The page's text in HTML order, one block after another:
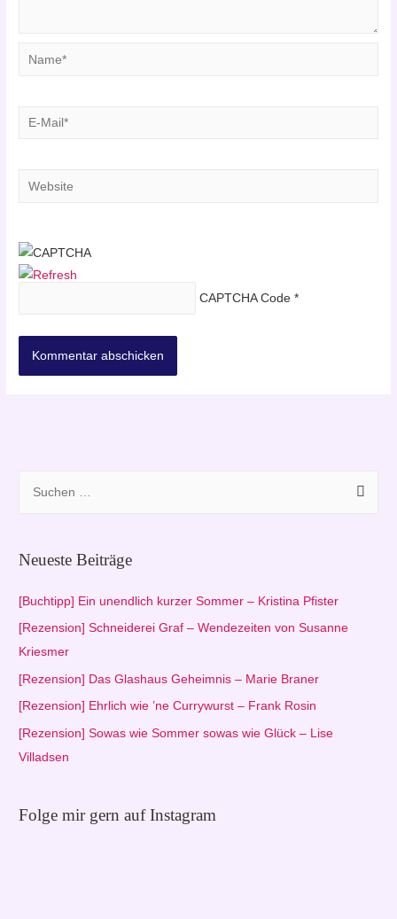
Name*
E-
Website
CAPTCHA Code*
h
n
n
a
c
Neueste Beiträge
[Buchtipp] Ein unendlich kurzer Sommer – Kristina Pfister
[Rezension] Schneiderei Graf – Wendezeiten von Susanne
Kriesmer
[Rezension] Das Glashaus Geheimnis – Marie Braner
[Rezension] Ehrlich wie ’ne Currywurst – Frank Rosin
[Rezension] Sowas wie Sommer sowas wie Glück – Lise
Villadsen
Folge mir gern auf Instagram